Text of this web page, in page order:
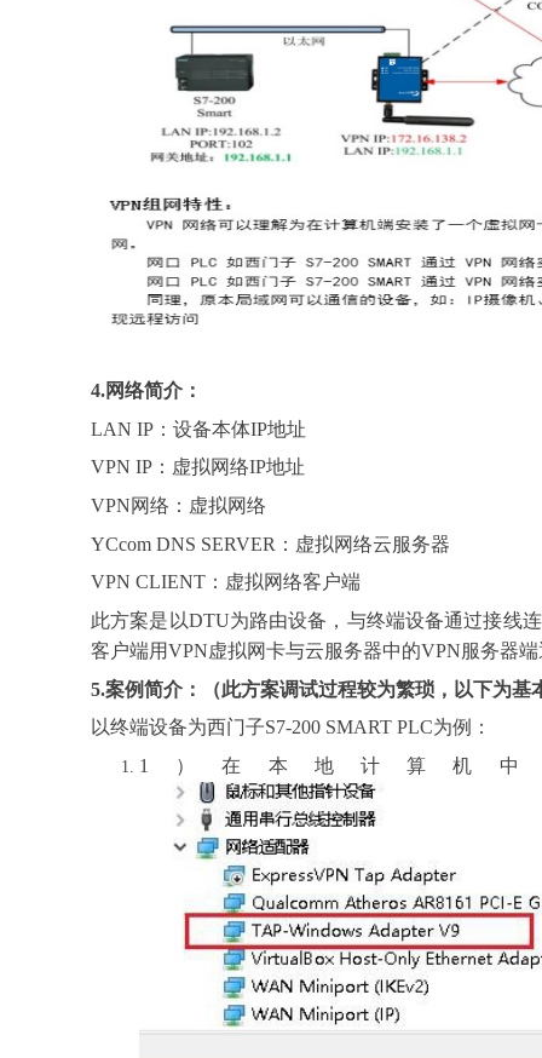
4.网络简介：
LAN IP：设备本体IP地址
VPN IP：虚拟网络IP地址
VPN网络：虚拟网络
YCcom DNS SERVER：虚拟网络云服务器
VPN CLIENT：虚拟网络客户端
此方案是以DTU为路由设备，与终端设备通过接线
客户端用VPN虚拟网卡与云服务器中的VPN服务器
5.案例简介：（此方案调试过程较为繁琐，以下为基
以终端设备为西门子S7-200 SMART PLC为例：
1）在本地计算机中